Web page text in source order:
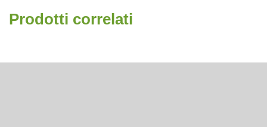
Prodotti correlati